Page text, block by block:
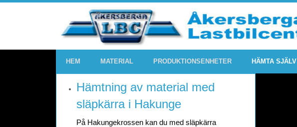
HEM MATERIAL PRODUKTIONSENHETER HÄMTA SJÄLV
Hämtning av material med
släpkärra i Hakunge
På Hakungekrossen kan du med släpkärra